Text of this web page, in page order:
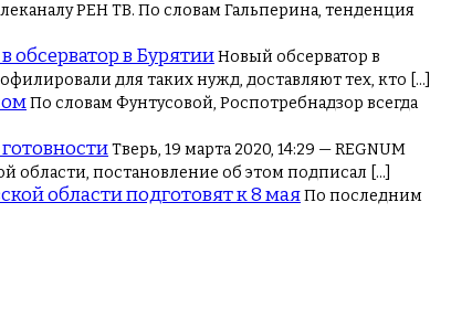
РЕН ТВ. По словам Гальперина, тенденция
обсерватор в БурятииНовый обсерватор в
для таких нужд, доставляют тех, кто […]
По словам Фунтусовой, Роспотребнадзор всегда
Тверь, 19 марта 2020, 14:29 — REGNUM
постановление об этом подписал […]
области подготовят к 8 маяПо последним